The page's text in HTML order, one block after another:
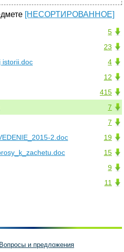
[НЕСОРТИРОВАННОЕ]
5
23
4
istorii.doc
12
415
7
7
19
2.doc
15
9
11
Вопросы и предложения